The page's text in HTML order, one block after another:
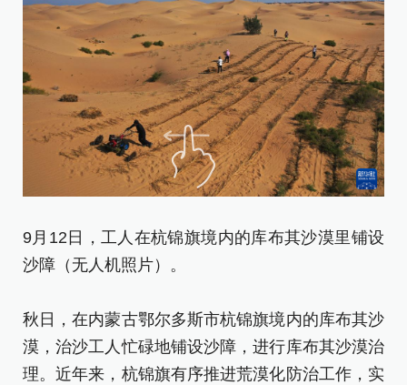
9月12日，工人在杭锦旗境内的库布其沙漠里铺设
沙障（无人机照片）。
秋日，在内蒙古鄂尔多斯市杭锦旗境内的库布其沙
漠，治沙工人忙碌地铺设沙障，进行库布其沙漠治
理。近年来，杭锦旗有序推进荒漠化防治工作，实